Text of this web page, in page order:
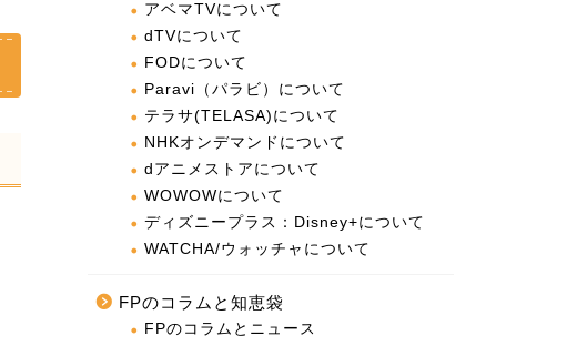
アベマTVについて
dTVについて
FODについて
Paravi（パラビ）について
テラサ(TELASA)について
NHKオンデマンドについて
dアニメストアについて
WOWOWについて
ディズニープラス：Disney+について
WATCHA/ウォッチャについて
FPのコラムと知恵袋
FPのコラムとニュース